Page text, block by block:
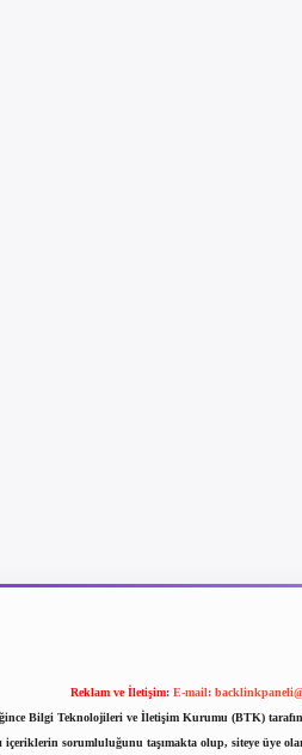
Reklam ve İletişim: E-mail:
Bilgi Teknolojileri ve İletişim Kurumu (BTK)
içeriklerin sorumluluğunu taşımakta olup, siteye üye